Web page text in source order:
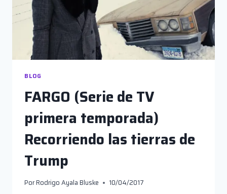
BLOG
FARGO (Serie de TV
primera temporada)
Recorriendo las tierras de
Trump
PorRodrigo Ayala Bluske 10/04/2017